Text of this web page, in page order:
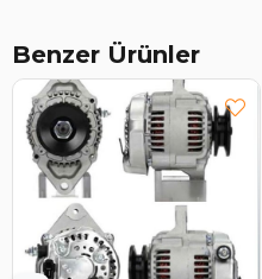
Benzer Ürünler